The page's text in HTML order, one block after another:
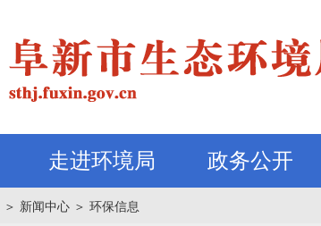
走进环境局 政务公开
＞ 新闻中心 ＞ 环保信息